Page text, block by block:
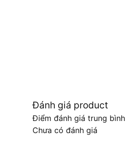
Đánh giá product
Điểm đánh giá trung bình
Chưa có đánh giá